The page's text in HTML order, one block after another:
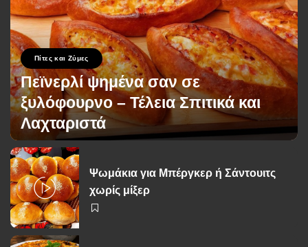
Πίτες και Ζύμες
Πεϊνερλί ψημένα σαν σε
ξυλόφουρνο – Τέλεια Σπιτικά και
Λαχταριστά
Posted
by
George Zolis 27 Σεπτεμβρίου 2024
Ψωμάκια για Μπέργκερ ή Σάντουιτς
χωρίς μίξερ